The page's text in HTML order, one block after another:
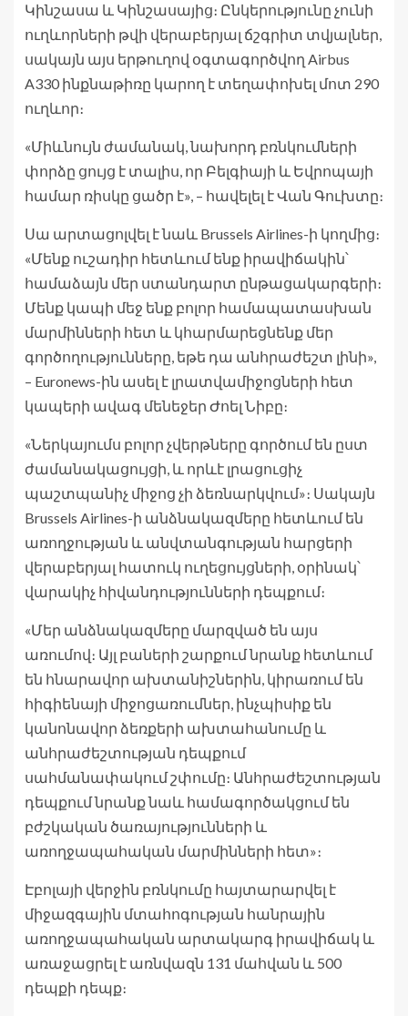
Կինշասա և Կինշասայից։ Ընկերությունը չունի
ուղևորների թվի վերաբերյալ ճշգրիտ տվյալներ,
սակայն այս երթուղով օգտագործվող Airbus
A330 ինքնաթիռը կարող է տեղափոխել մոտ 290
ուղևոր։
«Միևնույն ժամանակ, նախորդ բռնկումների
փորձը ցույց է տալիս, որ Բելգիայի և Եվրոպայի
համար ռիսկը ցածր է», – հավելել է Վան Գուխտը։
Սա արտացոլվել է նաև Brussels Airlines-ի կողմից։
«Մենք ուշադիր հետևում ենք իրավիճակին՝
համաձայն մեր ստանդարտ ընթացակարգերի։
Մենք կապի մեջ ենք բոլոր համապատասխան
մարմինների հետ և կհարմարեցնենք մեր
գործողությունները, եթե դա անհրաժեշտ լինի»,
– Euronews-ին ասել է լրատվամիջոցների հետ
կապերի ավագ մենեջեր Ժոել Նիբը։
«Ներկայումս բոլոր չվերթները գործում են ըստ
ժամանակացույցի, և որևէ լրացուցիչ
պաշտպանիչ միջոց չի ձեռնարկվում»։ Սակայն
Brussels Airlines-ի անձնակազմերը հետևում են
առողջության և անվտանգության հարցերի
վերաբերյալ հատուկ ուղեցույցների, օրինակ՝
վարակիչ հիվանդությունների դեպքում։
«Մեր անձնակազմերը մարզված են այս
առումով։ Այլ բաների շարքում նրանք հետևում
են հնարավոր ախտանիշներին, կիրառում են
հիգիենայի միջոցառումներ, ինչպիսիք են
կանոնավոր ձեռքերի ախտահանումը և
անհրաժեշտության դեպքում
սահմանափակում շփումը։ Անհրաժեշտության
դեպքում նրանք նաև համագործակցում են
բժշկական ծառայությունների և
առողջապահական մարմինների հետ»։
Էբոլայի վերջին բռնկումը հայտարարվել է
միջազգային մտահոգության հանրային
առողջապահական արտակարգ իրավիճակ և
առաջացրել է առնվազն 131 մահվան և 500
դեպքի դեպք։